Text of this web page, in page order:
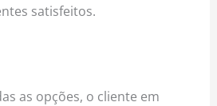
satisfeitos.
as opções, o cliente em